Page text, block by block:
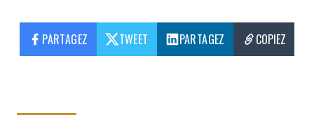
PARTAGEZ TWEET PARTAGEZ COPIEZ